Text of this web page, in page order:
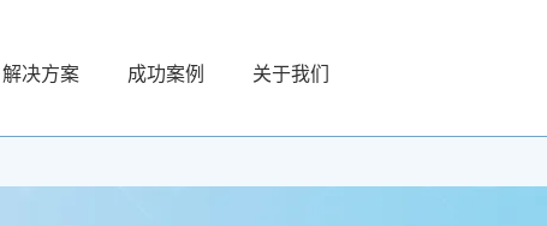
解决方案 成功案例 关于我们